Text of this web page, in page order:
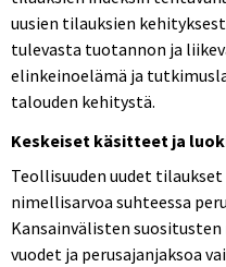
uusien tilauksien
tulevasta tuotannon ja
elinkeinoelämä ja
talouden kehitystä.
Keskeiset käsitteet ja
Teollisuuden uudet
nimellisarvoa suhteessa
Kansainvälisten
vuodet ja perusajanjaksoa